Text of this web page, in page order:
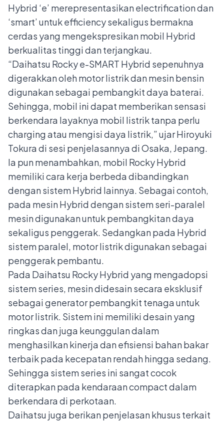
Hybrid ‘e’ merepresentasikan electrification dan
‘smart’ untuk efficiency sekaligus bermakna
cerdas yang mengekspresikan mobil Hybrid
berkualitas tinggi dan terjangkau.
“Daihatsu Rocky e-SMART Hybrid sepenuhnya
digerakkan oleh motor listrik dan mesin bensin
digunakan sebagai pembangkit daya baterai.
Sehingga, mobil ini dapat memberikan sensasi
berkendara layaknya mobil listrik tanpa perlu
charging atau mengisi daya listrik,” ujar Hiroyuki
Tokura di sesi penjelasannya di Osaka, Jepang.
Ia pun menambahkan, mobil Rocky Hybrid
memiliki cara kerja berbeda dibandingkan
dengan sistem Hybrid lainnya. Sebagai contoh,
pada mesin Hybrid dengan sistem seri-paralel
mesin digunakan untuk pembangkitan daya
sekaligus penggerak. Sedangkan pada Hybrid
sistem paralel, motor listrik digunakan sebagai
penggerak pembantu.
Pada Daihatsu Rocky Hybrid yang mengadopsi
sistem series, mesin didesain secara eksklusif
sebagai generator pembangkit tenaga untuk
motor listrik. Sistem ini memiliki desain yang
ringkas dan juga keunggulan dalam
menghasilkan kinerja dan efisiensi bahan bakar
terbaik pada kecepatan rendah hingga sedang.
Sehingga sistem series ini sangat cocok
diterapkan pada kendaraan compact dalam
berkendara di perkotaan.
Daihatsu juga berikan penjelasan khusus terkait